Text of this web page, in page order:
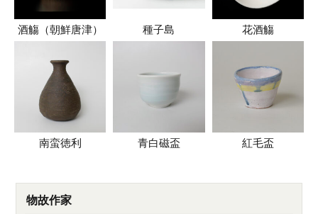
酒觴（朝鮮唐津） 種子島 花酒觴
南蛮徳利 青白磁盃 紅毛盃
物故作家